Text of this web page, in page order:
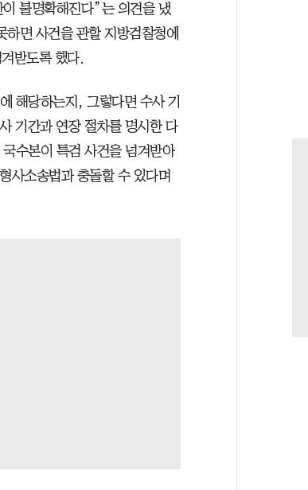
불명확해진다”는 의견을 냈
면 사건을 관할 지방검찰청에
받도록 했다.
해당하는지, 그렇다면 수사 기
기간과 연장 절차를 명시한 다
수본이 특검 사건을 넘겨받아
사소송법과 충돌할 수 있다며